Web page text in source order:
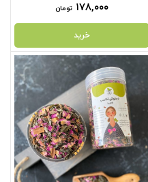
۱۷۸,۰۰۰ تومان
خرید